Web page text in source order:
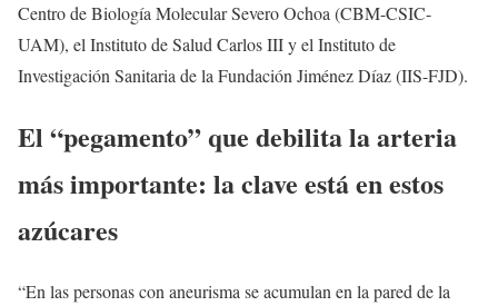
Centro de Biología Molecular Severo Ochoa (CBM-CSIC-
UAM), el Instituto de Salud Carlos III y el Instituto de
Investigación Sanitaria de la Fundación Jiménez Díaz (IIS-FJD).
El “pegamento” que debilita la arteria
más importante: la clave está en estos
azúcares
“En las personas con aneurisma se acumulan en la pared de la